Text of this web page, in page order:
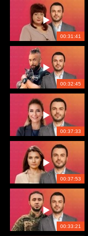
00:31:41
00:32:45
00:37:33
00:37:53
00:33:21